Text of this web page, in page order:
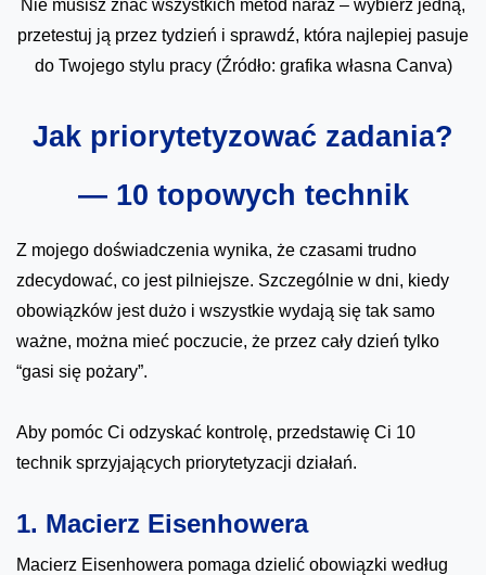
Nie musisz znać wszystkich metod naraz – wybierz jedną,
przetestuj ją przez tydzień i sprawdź, która najlepiej pasuje
do Twojego stylu pracy (Źródło: grafika własna Canva)
Jak priorytetyzować zadania?
— 10 topowych technik
Z mojego doświadczenia wynika, że czasami trudno
zdecydować, co jest pilniejsze. Szczególnie w dni, kiedy
obowiązków jest dużo i wszystkie wydają się tak samo
ważne, można mieć poczucie, że przez cały dzień tylko
“gasi się pożary”.
Aby pomóc Ci odzyskać kontrolę, przedstawię Ci 10
technik sprzyjających priorytetyzacji działań.
1. Macierz Eisenhowera
Macierz Eisenhowera pomaga dzielić obowiązki według